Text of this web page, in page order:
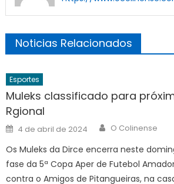
Noticias Relacionados
Esportes
Muleks classificado para
Rgional
Posted
on
4 de abril de 2024 Author
O Colinense
Os Muleks da Dirce encerra neste
fase da 5ª Copa Aper de Futebol
contra o Amigos de Pitangueiras, na